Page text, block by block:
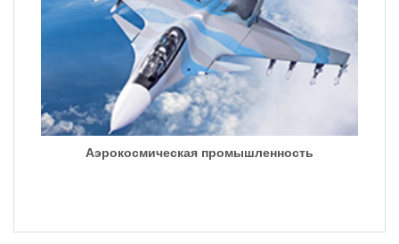
Аэрокосмическая промышленность